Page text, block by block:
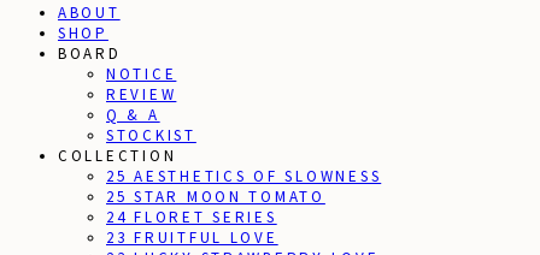
ABOUT
SHOP
BOARD
NOTICE
REVIEW
Q & A
STOCKIST
COLLECTION
25 AESTHETICS OF SLOWNESS
25 STAR MOON TOMATO
24 FLORET SERIES
23 FRUITFUL LOVE